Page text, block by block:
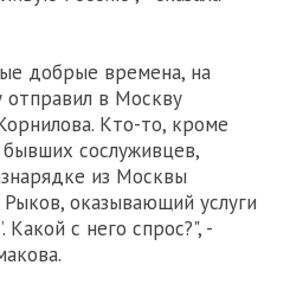
добрые времена, на
в Москву
Кто-то, кроме
сослуживцев,
из Москвы
оказывающий услуги
Какой с него спрос?", -